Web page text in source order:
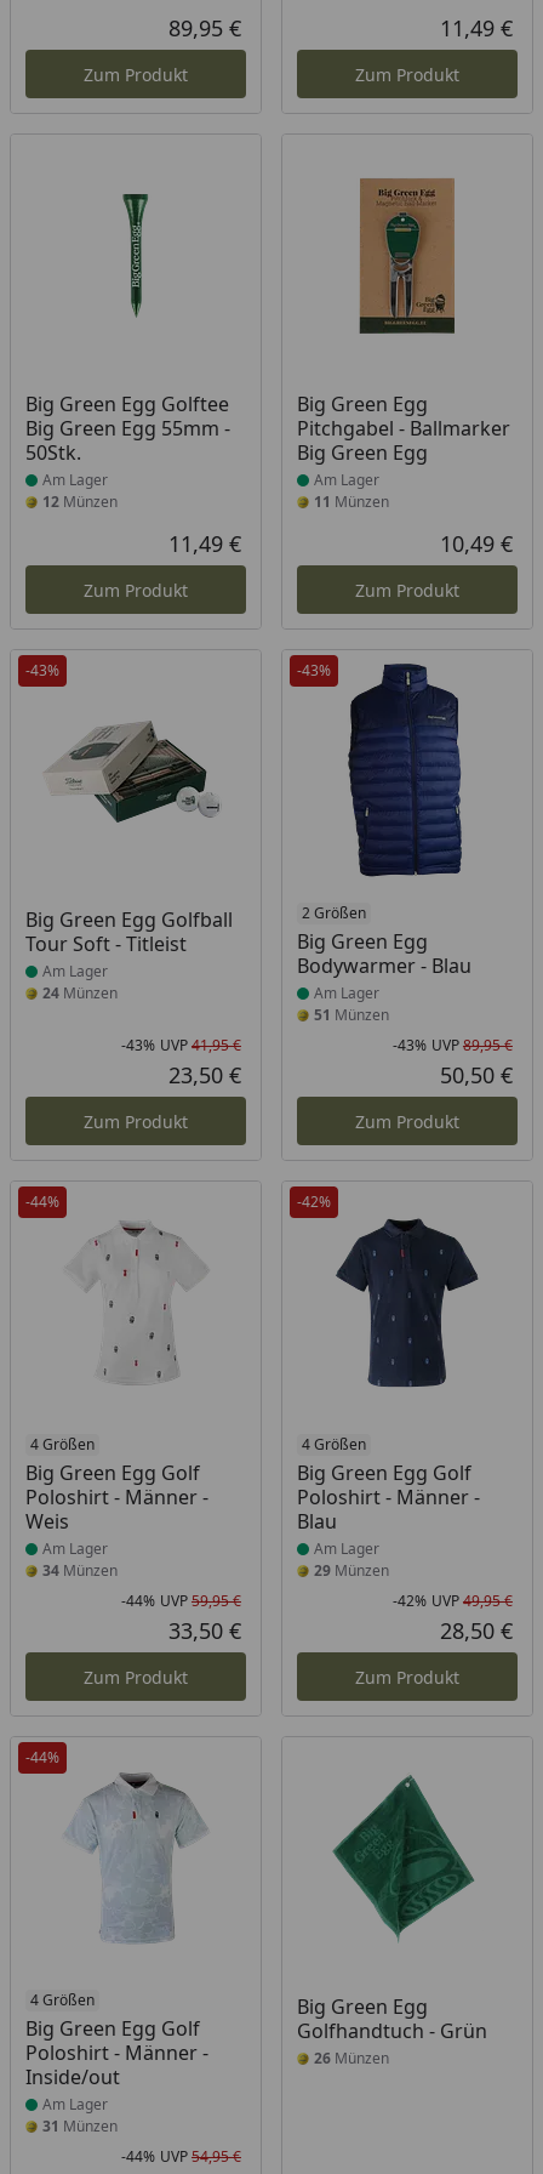
Aktueller Preis
89,95 €
Zum Produkt
11,49 €
Zum Produkt
Big Green Egg Golftee
Big Green Egg 55mm -
50Stk.
Produkt am Lager
Am Lager
12 Münzen
Aktueller Preis
11,49 €
Zum Produkt
Big Green Egg
Pitchgabel - Ballmarker
Big Green Egg
Produkt am Lager
Am Lager
11 Münzen
10,49 €
Zum Produkt
-43%
Big Green Egg Golfball
Tour Soft - Titleist
Produkt am Lager
Am Lager
24 Münzen
Rabatt in Prozent
-43%
Ursprünglicher Preis
UVP41,95 €
Aktueller Preis
23,50 €
Zum Produkt
-43%
2 Größen
Big Green Egg
Bodywarmer - Blau
Produkt am Lager
Am Lager
51 Münzen
-43% UVP89,95 €
50,50 €
Zum Produkt
-44%
4 Größen
Big Green Egg Golf
Poloshirt - Männer -
Weis
Produkt am Lager
Am Lager
34 Münzen
Rabatt in Prozent
-44%
Ursprünglicher Preis
UVP59,95 €
Aktueller Preis
33,50 €
Zum Produkt
-42%
4 Größen
Big Green Egg Golf
Poloshirt - Männer -
Blau
Produkt am Lager
Am Lager
29Münzen
-42% UVP49,95 €
28,50 €
Zum Produkt
-44%
4 Größen
Big Green Egg Golf
Poloshirt - Männer -
Inside/out
Produkt am Lager
Am Lager
31 Münzen
-44% UVP54,95 €
Big Green Egg
Golfhandtuch - Grün
26Münzen